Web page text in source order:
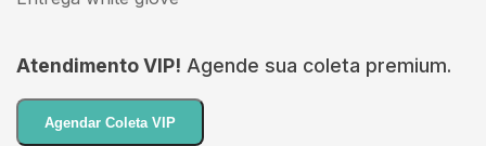
Atendimento VIP! Agende sua coleta premium.
Agendar Coleta VIP